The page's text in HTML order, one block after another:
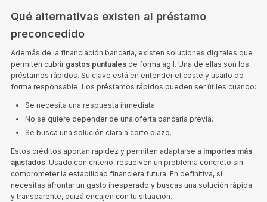
Qué alternativas existen al préstamo
preconcedido
Además de la financiación bancaria, existen soluciones digitales que
permiten cubrir gastos puntuales de forma ágil. Una de ellas son los
préstamos rápidos. Su clave está en entender el coste y usarlo de
forma responsable. Los préstamos rápidos pueden ser útiles cuando:
Se necesita una respuesta inmediata.
No se quiere depender de una oferta bancaria previa.
Se busca una solución clara a corto plazo.
Estos créditos aportan rapidez y permiten adaptarse a importes más
ajustados. Usado con criterio, resuelven un problema concreto sin
comprometer la estabilidad financiera futura. En definitiva, si
necesitas afrontar un gasto inesperado y buscas una solución rápida
y transparente, quizá encajen con tu situación.